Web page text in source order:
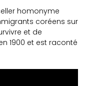
homonyme
coréens sur
et de
1900 et est raconté